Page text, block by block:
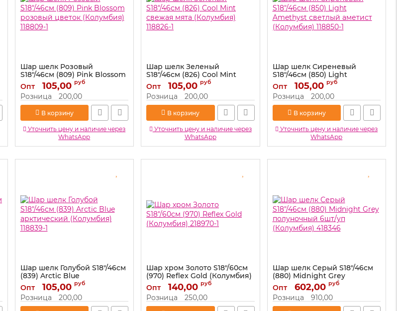
Шар шелк Розовый
S18"/46см (809) Pink Blossom
розовый цветок (Колумбия)
118809-1
Артикул: 118809-1
Опт 105,00 руб
Розница 200,00
В корзину
Уточнить цену и наличие через
WhatsApp
Шар шелк Зеленый
S18"/46см (826) Cool Mint
свежая мята (Колумбия)
118826-1
Артикул: 118826-1
Опт 105,00 руб
Розница 200,00
В корзину
Уточнить цену и наличие через
WhatsApp
Шар шелк Сиреневый
S18"/46см (850) Light
Amethyst светлый аметист
(Колумбия) 118850-1
Артикул: 118850-1
Опт 105,00 руб
Розница 200,00
В корзину
Уточнить цену и наличие через
WhatsApp
Шар шелк Голубой S18"/46см
(839) Arctic Blue
арктический (Колумбия)
118839-1
Артикул: 118839-1
Опт 105,00 руб
Розница 200,00
Шар хром Золото S18"/60см
(970) Reflex Gold (Колумбия)
218970-1
Артикул: 218970-1
Опт 140,00 руб
Розница 250,00
Шар шелк Серый S18"/46см
(880) Midnight Grey
полуночный 6шт/уп
(Колумбия) 418346
Артикул: 418346
Опт 602,00 руб
Розница 910,00